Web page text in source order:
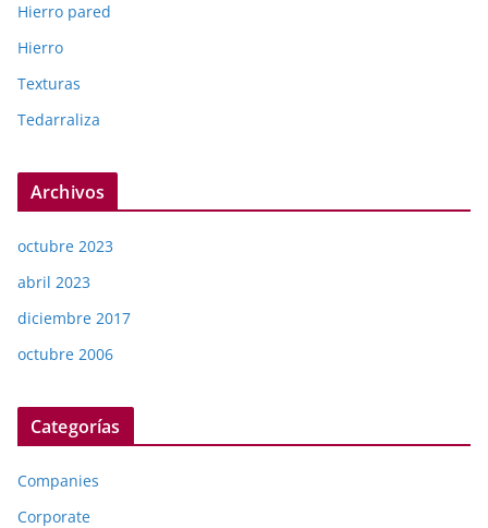
Hierro pared
Hierro
Texturas
Tedarraliza
Archivos
octubre 2023
abril 2023
diciembre 2017
octubre 2006
Categorías
Companies
Corporate